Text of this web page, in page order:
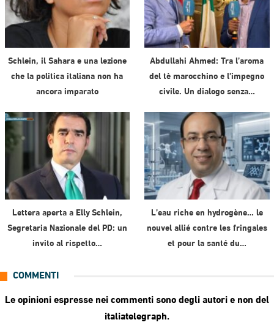
Schlein, il Sahara e una lezione
che la politica italiana non ha
ancora imparato
Abdullahi Ahmed: Tra l’aroma
del tè marocchino e l’impegno
civile. Un dialogo senza…
Lettera aperta a Elly Schlein,
Segretaria Nazionale del PD: un
invito al rispetto…
L’eau riche en hydrogène… le
nouvel allié contre les fringales
et pour la santé du…
COMMENTI
Le opinioni espresse nei commenti sono degli autori e non del
italiatelegraph.